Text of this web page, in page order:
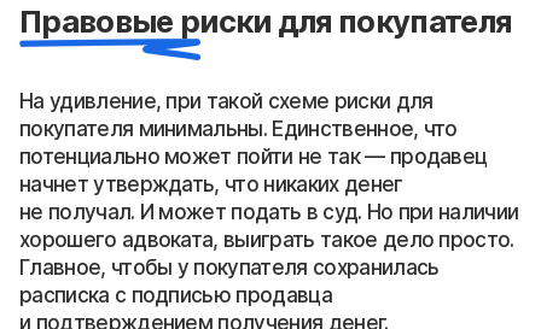
Правовые риски для покупателя
На удивление, при такой схеме риски для
покупателя минимальны. Единственное, что
потенциально может пойти не так — продавец
начнет утверждать, что никаких денег
не получал. И может подать в суд. Но при наличии
хорошего адвоката, выиграть такое дело просто.
Главное, чтобы у покупателя сохранилась
расписка с подписью продавца
и подтверждением получения денег.